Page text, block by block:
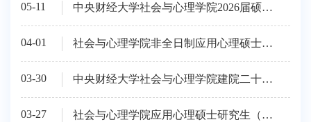
05-11 中央财经大学社会与心理学院2026届硕士论文答辩
04-01 社会与心理学院非全日制应用心理硕士调剂考核方案
03-30 中央财经大学社会与心理学院建院二十周年文化标语征集活动
03-27 社会与心理学院应用心理硕士研究生（MAP）2026年调剂复试安排及录取原则